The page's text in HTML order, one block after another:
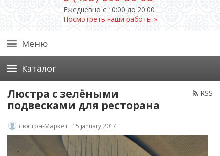
Ежедневно c 10:00 до 20:00
Посмотреть наши работы »
Меню
Каталог
RSS
Люстра с зелёными
подвесками для ресторана
Люстра-Маркет 15 january 2017